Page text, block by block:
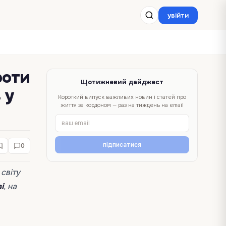
увійти
у
0
, на
Щотижневий дайджест
Короткий випуск важливих новин і статей про
життя за кордоном — раз на тиждень на email
підписатися